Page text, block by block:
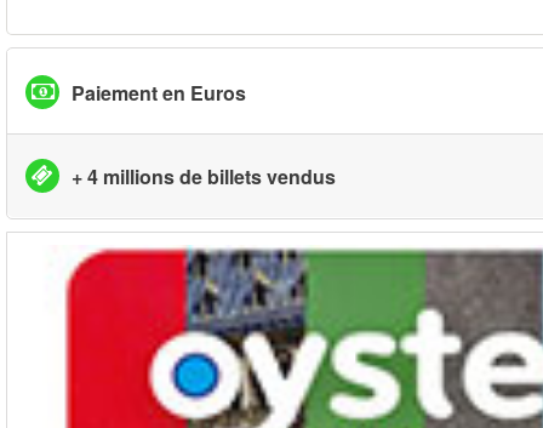
Paiement en Euros
+ 4 millions de billets vendus